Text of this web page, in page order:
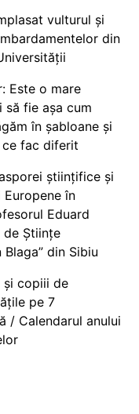
vulturul și
din
Este o mare
să fie așa cum
în șabloane și
ce fac diferit
științifice și
în
Eduard
de Științe
din Sibiu
și copiii de
pe 7
/ Calendarul anului